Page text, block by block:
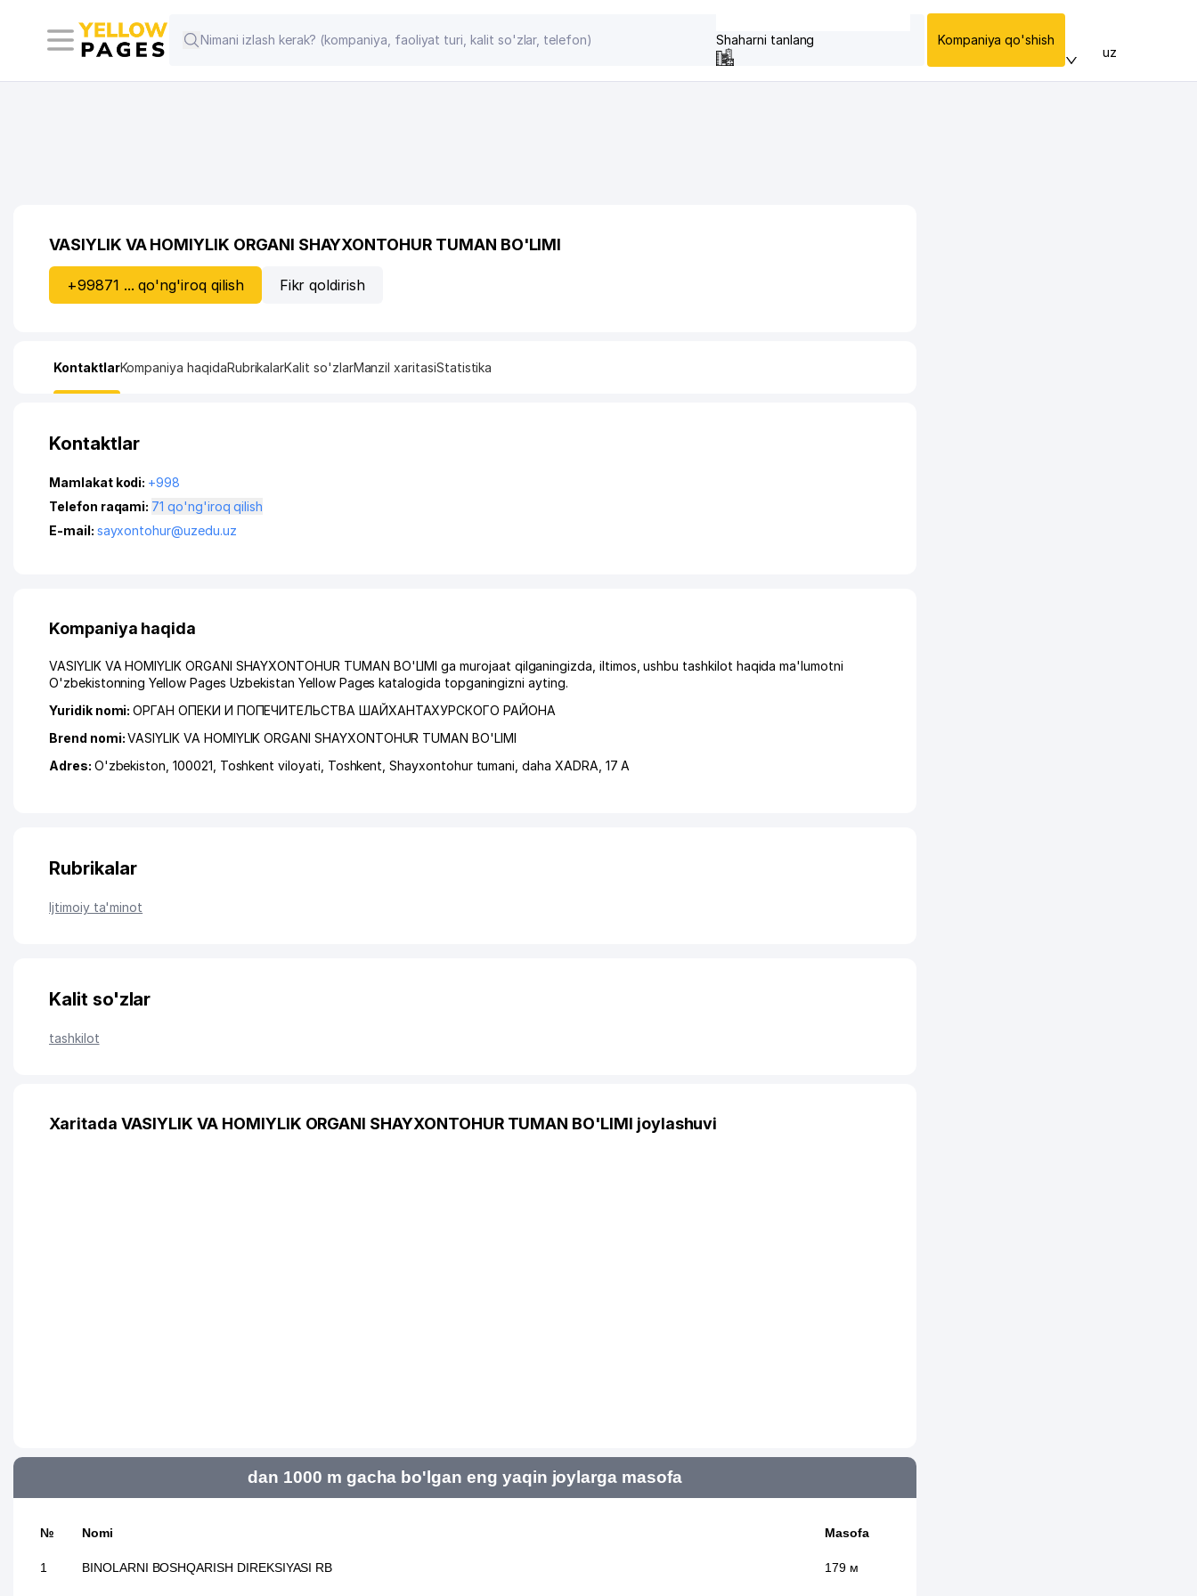
Shaharni tanlang Kompaniya qo'shish
uz
VASIYLIK VA HOMIYLIK ORGANI SHAYXONTOHUR TUMAN BO'LIMI
+99871 ... qo'ng'iroq qilish Fikr qoldirish
KontaktlarKompaniya haqidaRubrikalarKalit so'zlarManzil xaritasiStatistika
Kontaktlar
Mamlakat kodi: +998
Telefon raqami:
71 qo'ng'iroq qilish
E-mail: sayxontohur@uzedu.uz
Kompaniya haqida
VASIYLIK VA HOMIYLIK ORGANI SHAYXONTOHUR TUMAN BO'LIMI ga murojaat qilganingizda, iltimos, ushbu tashkilot haqida ma'lumotni
O'zbekistonning Yellow Pages Uzbekistan Yellow Pages katalogida topganingizni ayting.
Yuridik nomi:ОРГАН ОПЕКИ И ПОПЕЧИТЕЛЬСТВА ШАЙХАНТАХУРСКОГО РАЙОНА
Brend nomi:VASIYLIK VA HOMIYLIK ORGANI SHAYXONTOHUR TUMAN BO'LIMI
Adres: O'zbekiston, 100021, Toshkent viloyati Toshkent ,Shayxontohur tumani ,daha XADRA , 17 A
Rubrikalar
Ijtimoiy ta'minot
Kalit so'zlar
tashkilot
Xaritada VASIYLIK VA HOMIYLIK ORGANI SHAYXONTOHUR TUMAN BO'LIMI joylashuvi
dan 1000 m gacha bo'lgan eng yaqin joylarga masofa
№ Nomi Masofa
1 BINOLARNI BOSHQARISH DIREKSIYASI RB 179 м